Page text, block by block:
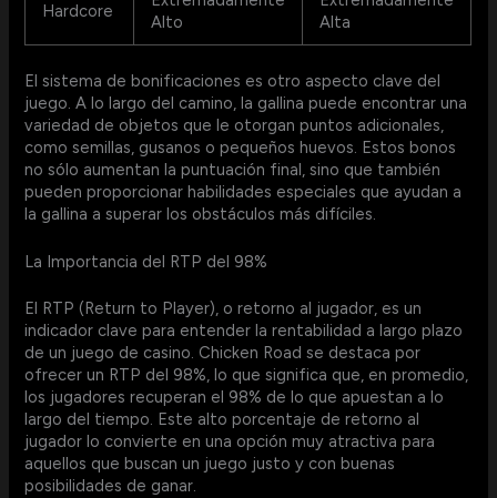
Hardcore
Alto
Alta
El sistema de bonificaciones es otro aspecto clave del
juego. A lo largo del camino, la gallina puede encontrar una
variedad de objetos que le otorgan puntos adicionales,
como semillas, gusanos o pequeños huevos. Estos bonos
no sólo aumentan la puntuación final, sino que también
pueden proporcionar habilidades especiales que ayudan a
la gallina a superar los obstáculos más difíciles.
La Importancia del RTP del 98%
El RTP (Return to Player), o retorno al jugador, es un
indicador clave para entender la rentabilidad a largo plazo
de un juego de casino. Chicken Road se destaca por
ofrecer un RTP del 98%, lo que significa que, en promedio,
los jugadores recuperan el 98% de lo que apuestan a lo
largo del tiempo. Este alto porcentaje de retorno al
jugador lo convierte en una opción muy atractiva para
aquellos que buscan un juego justo y con buenas
posibilidades de ganar.